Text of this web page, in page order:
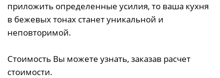
приложить определенные усилия, то ваша кухня
в бежевых тонах станет уникальной и
неповторимой.
Стоимость Вы можете узнать, заказав расчет
стоимости.